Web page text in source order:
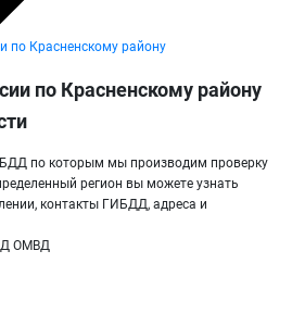
Красненскому району
по Красненскому району
по которым мы производим проверку
регион вы можете узнать
контакты ГИБДД, адреса и
ОМВД